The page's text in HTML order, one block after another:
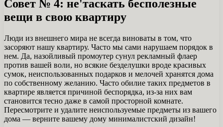
Совет № 4: не'таскать бесполезные
вещи в свою квартиру
Люди из внешнего мира не всегда виноваты в том, что
засоряют нашу квартиру. Часто мы сами нарушаем порядок в
нем. Да, назойливый промоутер сунул рекламный флаер
против вашей воли, но всякие безделушки вроде красивых
сумок, неиспользованных подарков и мелочей хранятся дома
по собственному желанию. Часто обилие таких предметов в
квартире является причиной беспорядка, из-за них вам
становится тесно даже в самой просторной комнате.
Пересмотрите и удалите неиспользуемые предметы из вашего
дома — верните вашему дому минималистский дизайн!